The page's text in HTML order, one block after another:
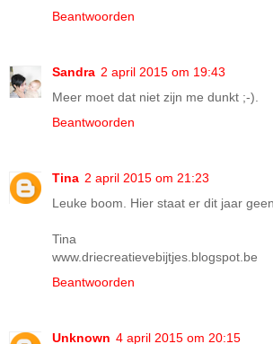
Beantwoorden
Sandra 2 april 2015 om 19:43
Meer moet dat niet zijn me dunkt ;-).
Beantwoorden
Tina 2 april 2015 om 21:23
Leuke boom. Hier staat er dit jaar
Tina
www.driecreatievebijtjes.blogspot.be
Beantwoorden
Unknown 4 april 2015 om 20:15